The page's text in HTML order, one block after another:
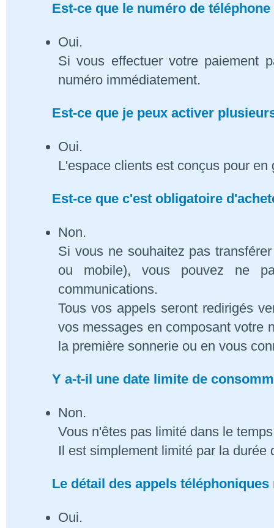
Est-ce que le numéro de
Oui.
Si vous effectuer votre paiement
numéro immédiatement.
Est-ce que je peux activer
Oui.
L'espace clients est conçus pour
Est-ce que c'est obligatoire
Non.
Si vous ne souhaitez pas
ou mobile), vous pouvez ne
communications.
Tous vos appels seront redirigés
vos messages en composant votre
la première sonnerie ou en vous
Y a-t-il une date limite de
Non.
Vous n'êtes pas limité dans le
Il est simplement limité par la durée
Le détail des appels
Oui.